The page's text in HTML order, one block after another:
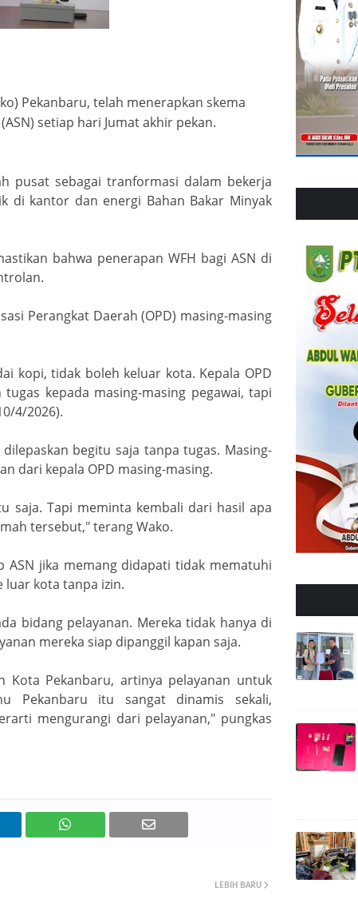
Pekanbaru, telah menerapkan skema
setiap hari Jumat akhir pekan.
pusat sebagai tranformasi dalam bekerja
di kantor dan energi Bahan Bakar Minyak
bahwa penerapan WFH bagi ASN di
Perangkat Daerah (OPD) masing-masing
kopi, tidak boleh keluar kota. Kepala OPD
kepada masing-masing pegawai, tapi
4/2026).
begitu saja tanpa tugas. Masing-
dari kepala OPD masing-masing.
saja. Tapi meminta kembali dari hasil apa
tersebut," terang Wako.
ASN jika memang didapati tidak mematuhi
luar kota tanpa izin.
bidang pelayanan. Mereka tidak hanya di
mereka siap dipanggil kapan saja.
Pekanbaru, artinya pelayanan untuk
Pekanbaru itu sangat dinamis sekali,
mengurangi dari pelayanan," pungkas
LEBIH BARU